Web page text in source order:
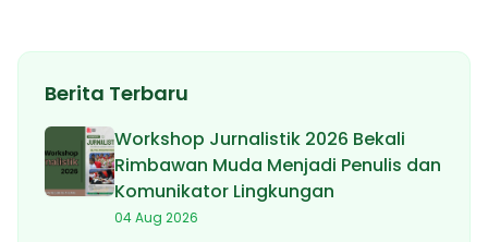
Berita Terbaru
Workshop Jurnalistik 2026 Bekali
Rimbawan Muda Menjadi Penulis dan
Komunikator Lingkungan
04 Aug 2026